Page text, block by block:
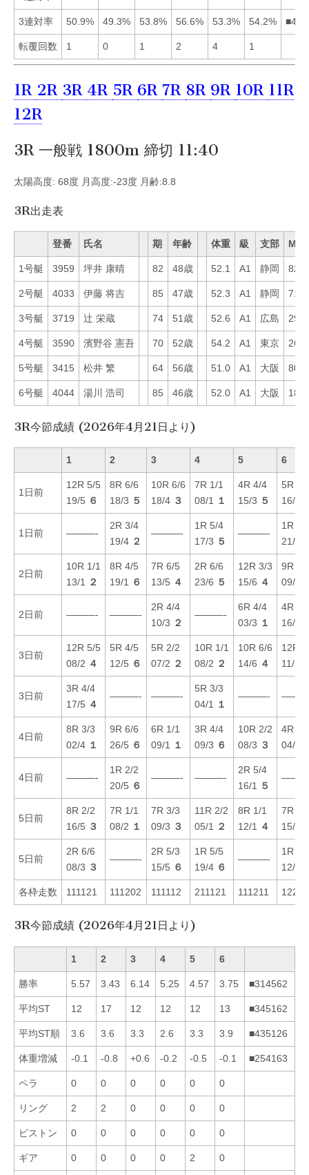
3連対率 50.9% 49.3% 53.8% 56.6% 53.3% 54.2%
転覆回数 1 0 1 2 4 1
1R 2R 3R 4R 5R 6R 7R 8R 9R 10R 11R
12R
3R 一般戦 1800m 締切 11:40
太陽高度: 68度 月高度:-23度 月齢:8.8
3R出走表
登番 氏名 期 年齢 体重 級 支部 Mo
1号艇 3959 坪井 康晴 82 48歳 52.1 A1 静岡 82
2号艇 4033 伊藤 将吉 85 47歳 52.3 A1 静岡 71
3号艇 3719 辻 栄蔵 74 51歳 52.6 A1 広島 29
4号艇 3590 濱野谷 憲吾 70 52歳 54.2 A1 東京 26
5号艇 3415 松井 繁 64 56歳 51.0 A1 大阪 80
6号艇 4044 湯川 浩司 85 46歳 52.0 A1 大阪 18
3R今節成績 (2026年4月21日より)
1 2 3 4 5 6
1日前
12R 5/5
19/5 ６
8R 6/6
18/3 ５
10R 6/6
18/4 ３
7R 1/1
08/1
１
4R 4/4
15/3 ５
5R 3/
16/3
1日前 ———-
2R 3/4
19/4 ２
———-
1R 5/4
17/3 ５
———-
1R 2/
21/5
2日前
10R 1/1
13/1
２
8R 4/5
19/1
６
7R 6/5
13/5 ４
2R 6/6
23/6 ５
12R 3/3
15/6 ４
9R 6/
09/4
2日前 ———- ———-
2R 4/4
10/3 ２
———-
6R 4/4
03/3 １
4R 2/
16/6
3日前
12R 5/5
08/2 ４
5R 4/5
12/5 ６
5R 2/2
07/2 ２
10R 1/1
08/2 ２
10R 6/6
14/6 ４
12R
11/5
3日前
3R 4/4
17/5 ４
———- ———-
5R 3/3
04/1
１
———-
4日前
8R 3/3
02/4 １
9R 6/6
26/5 ６
6R 1/1
09/1
１
3R 4/4
09/3 ６
10R 2/2
08/3 ３
4R 4/
04/3
4日前 ———-
1R 2/2
20/5 ６
———- ———-
2R 5/4
16/1
５
5日前
8R 2/2
16/5 ３
7R 1/1
08/2 １
7R 3/3
09/3 ３
11R 2/2
05/1
２
8R 1/1
12/1
４
7R 5/
15/4
5日前
2R 6/6
08/3 ３
———-
2R 5/3
15/5 ６
1R 5/5
19/4 ６
———-
1R 1/
12/1
各枠走数 111121 111202 111112 211121 111211
3R今節成績 (2026年4月21日より)
1 2 3 4 5 6
勝率 5.57 3.43 6.14 5.25 4.57 3.75 ■314562
平均ST 12 17 12 12 12 13 ■345162
平均ST順 3.6 3.6 3.3 2.6 3.3 3.9 ■435126
体重増減 -0.1 -0.8 +0.6 -0.2 -0.5 -0.1 ■254163
ペラ 0 0 0 0 0 0
リング 2 2 0 0 0 0
ピストン 0 0 0 0 0 0
ギア 0 0 0 0 2 0